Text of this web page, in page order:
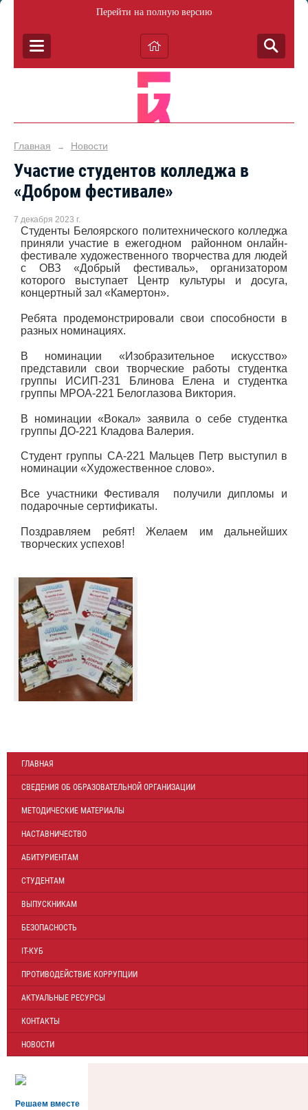
Перейти на полную версию
Главная → Новости
Участие студентов колледжа в
«Добром фестивале»
7 декабря 2023 г.
Студенты Белоярского политехнического колледжа
приняли участие в ежегодном районном онлайн-
фестивале художественного творчества для людей
с ОВЗ «Добрый фестиваль», организатором
которого выступает Центр культуры и досуга,
концертный зал «Камертон».
Ребята продемонстрировали свои способности в
разных номинациях.
В номинации «Изобразительное искусство»
представили свои творческие работы студентка
группы ИСИП-231 Блинова Елена и студентка
группы МРОА-221 Белоглазова Виктория.
В номинации «Вокал» заявила о себе студентка
группы ДО-221 Кладова Валерия.
Студент группы СА-221 Мальцев Петр выступил в
номинации «Художественное слово».
Все участники Фестиваля получили дипломы и
подарочные сертификаты.
Поздравляем ребят! Желаем им дальнейших
творческих успехов!
ГЛАВНАЯ
СВЕДЕНИЯ ОБ ОБРАЗОВАТЕЛЬНОЙ ОРГАНИЗАЦИИ
МЕТОДИЧЕСКИЕ МАТЕРИАЛЫ
НАСТАВНИЧЕСТВО
АБИТУРИЕНТАМ
СТУДЕНТАМ
ВЫПУСКНИКАМ
БЕЗОПАСНОСТЬ
IT-КУБ
ПРОТИВОДЕЙСТВИЕ КОРРУПЦИИ
АКТУАЛЬНЫЕ РЕСУРСЫ
КОНТАКТЫ
НОВОСТИ
Решаем вместе